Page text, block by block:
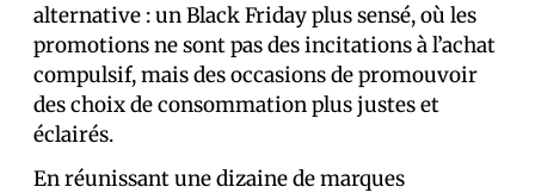
alternative : un Black Friday plus sensé, où les
promotions ne sont pas des incitations à l’achat
compulsif, mais des occasions de promouvoir
des choix de consommation plus justes et
éclairés.
En réunissant une dizaine de marques